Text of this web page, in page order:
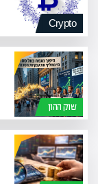
Crypto
שוק ההון